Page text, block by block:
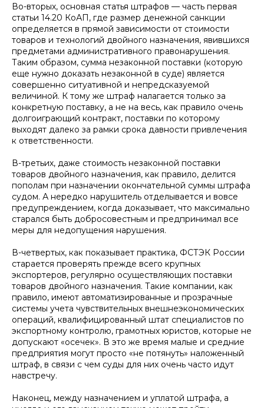
Во-вторых, основная статья штрафов — часть первая
статьи 14.20 КоАП, где размер денежной санкции
определяется в прямой зависимости от стоимости
товаров и технологий двойного назначения, явившихся
предметами административного правонарушения.
Таким образом, сумма незаконной поставки (которую
еще нужно доказать незаконной в суде) является
совершенно ситуативной и непредсказуемой
величиной. К тому же штраф налагается только за
конкретную поставку, а не на весь, как правило очень
долгоиграющий контракт, поставки по которому
выходят далеко за рамки срока давности привлечения
к ответственности.
В-третьих, даже стоимость незаконной поставки
товаров двойного назначения, как правило, делится
пополам при назначении окончательной суммы штрафа
судом. А нередко нарушитель отделывается и вовсе
предупреждением, когда доказывает, что максимально
старался быть добросовестным и предпринимал все
меры для недопущения нарушения.
В-четвертых, как показывает практика, ФСТЭК России
старается проверять прежде всего крупных
экспортеров, регулярно осуществляющих поставки
товаров двойного назначения. Такие компании, как
правило, имеют автоматизированные и прозрачные
системы учета чувствительных внешнеэкономических
операций, квалифицированный штат специалистов по
экспортному контролю, грамотных юристов, которые не
допускают «осечек». В это же время малые и средние
предприятия могут просто «не потянуть» наложенный
штраф, в связи с чем суды для них очень часто идут
навстречу.
Наконец, между назначением и уплатой штрафа, а